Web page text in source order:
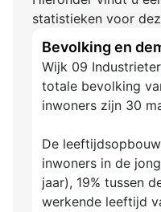
statistieken voor
Bevolking en
Wijk 09
totale bevolking
inwoners zijn 30
De
inwoners in de
jaar), 19% tussen
werkende leeftijd